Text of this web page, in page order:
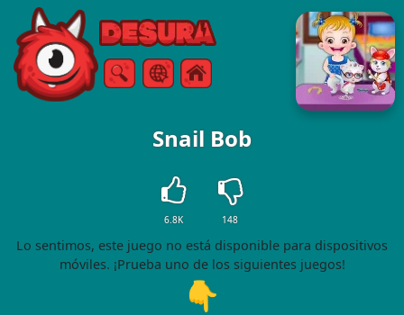
Free Online Games
BuscarMenú
Snail Bob
6.8K 148
Lo sentimos, este juego no está disponible para dispositivos
móviles. ¡Prueba uno de los siguientes juegos!
👇